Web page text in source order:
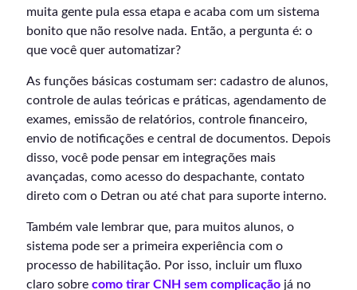
muita gente pula essa etapa e acaba com um sistema
bonito que não resolve nada. Então, a pergunta é: o
que você quer automatizar?
As funções básicas costumam ser: cadastro de alunos,
controle de aulas teóricas e práticas, agendamento de
exames, emissão de relatórios, controle financeiro,
envio de notificações e central de documentos. Depois
disso, você pode pensar em integrações mais
avançadas, como acesso do despachante, contato
direto com o Detran ou até chat para suporte interno.
Também vale lembrar que, para muitos alunos, o
sistema pode ser a primeira experiência com o
processo de habilitação. Por isso, incluir um fluxo
claro sobre como tirar CNH sem complicação já no